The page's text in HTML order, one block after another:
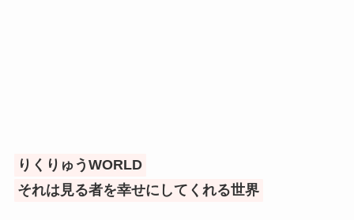
りくりゅうWORLD
それは見る者を幸せにしてくれる世界